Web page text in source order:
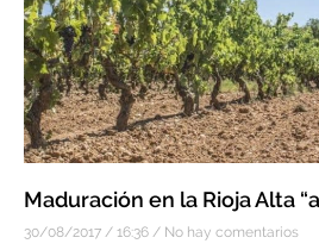
Maduración en la Rioja Alta
30/08/2017 16:36 No hay comentarios